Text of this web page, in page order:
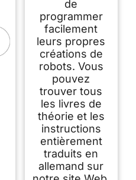
de
programmer
facilement
leurs propres
créations de
robots. Vous
pouvez
trouver tous
les livres de
théorie et les
instructions
entièrement
traduits en
allemand sur